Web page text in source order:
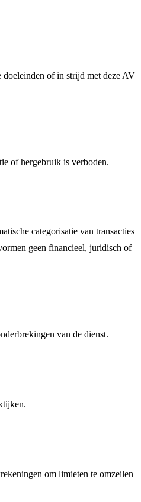
of in strijd met deze AV
of hergebruik is verboden.
categorisatie van transacties
geen financieel, juridisch of
van de dienst.
om limieten te omzeilen